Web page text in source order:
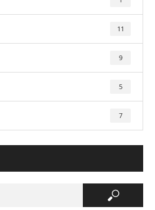
11
9
5
7